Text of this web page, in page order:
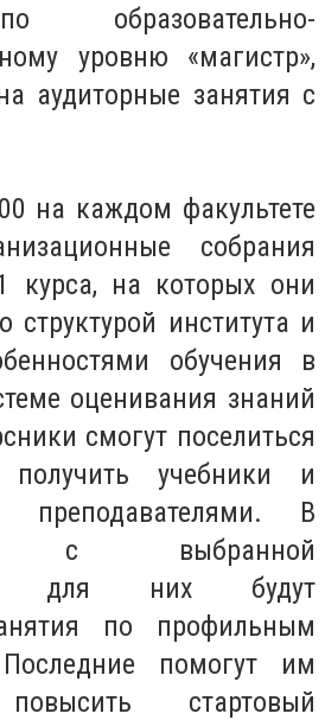
образовательно-
уровню «магистр»,
аудиторные занятия с
на каждом факультете
собрания
курса, на которых они
структурой института и
обучения в
оценивания знаний
смогут поселиться
учебники и
преподавателями. В
с выбранной
для них будут
по профильным
помогут им
стартовый